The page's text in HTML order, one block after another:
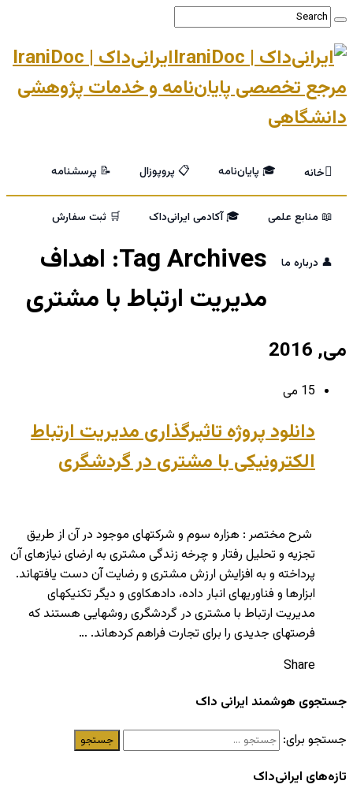
ایرانی‌داک | IraniDoc
مرجع تخصصی پایان‌نامه و خدمات پژوهشی
دانشگاهی
خانه 🎓 پایان‌نامه 📋 پروپوزال 📝 پرسشنامه
📖 منابع علمی 🎓 آکادمی ایرانی‌داک 🛒 ثبت سفارش
👤 درباره ما Tag Archives: اهداف
مدیریت ارتباط با مشتری
می, 2016
15 می
دانلود پروژه تاثیرگذاری مدیریت ارتباط
الکترونیکی با مشتری در گردشگری
شرح مختصر : هزاره سوم و شرکت­های موجود در آن از طریق
تجزیه و تحلیل رفتار و چرخه زندگی مشتری به ارضای نیازهای آن
پرداخته و به افزایش ارزش مشتری و رضایت آن دست یافته­اند.
ابزارها و فناوری­های انبار داده، داده­کاوی و دیگر تکنیک­های
مدیریت ارتباط با مشتری در گردشگری روش­هایی هستند که
فرصت­های جدیدی را برای تجارت فراهم کرده­اند. …
Share
جستجوی هوشمند ایرانی داک
جستجو برای:
تازه‌های ایرانی‌داک